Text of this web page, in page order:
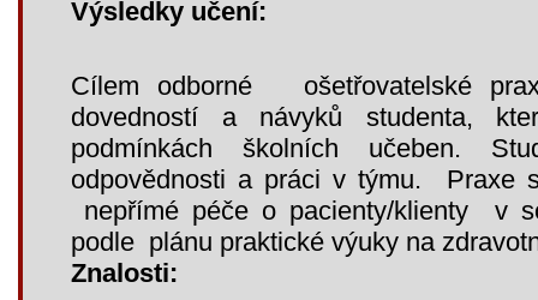
Výsledky učení:
Cílem odborné ošetřovatelské
dovedností a návyků studenta,
podmínkách školních učeben.
odpovědnosti a práci v týmu. Praxe
nepřímé péče o pacienty/klienty v
podle plánu praktické výuky na
Znalosti: